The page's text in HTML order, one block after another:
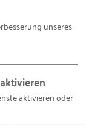
digitales
Service und
hier.
unseres
aktivieren oder